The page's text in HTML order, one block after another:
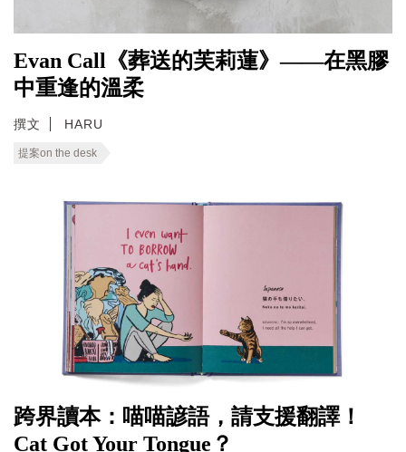
Evan Call《葬送的芙莉蓮》——在黑膠
中重逢的溫柔
撰文 HARU
提案on the desk
跨界讀本：喵喵諺語，請支援翻譯！
Cat Got Your Tongue？